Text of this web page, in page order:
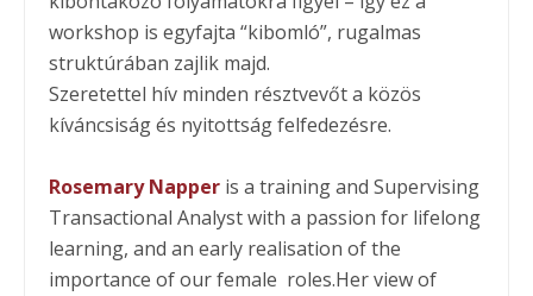
workshop is egyfajta “kibomló”, rugalmas
struktúrában zajlik majd.
Szeretettel hív minden résztvevőt a közös
kíváncsiság és nyitottság felfedezésre.
Rosemary Napper is a training and Supervising
Transactional Analyst with a passion for lifelong
learning, and an early realisation of the
importance of our female roles.Her view of